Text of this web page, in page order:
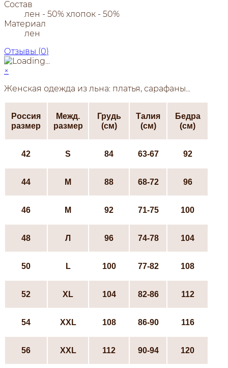
Состав
лен - 50% хлопок - 50%
Материал
лен
Отзывы (0)
×
Женская одежда из льна: платья, сарафаны...
Россия
размер
Межд.
размер
Грудь
(см)
Талия
(см)
Бедра
(см)
42 S 84 63-67 92
44 М 88 68-72 96
46 М 92 71-75 100
48 Л 96 74-78 104
50 L 100 77-82 108
52 ХL 104 82-86 112
54 XXL 108 86-90 116
56 XXL 112 90-94 120